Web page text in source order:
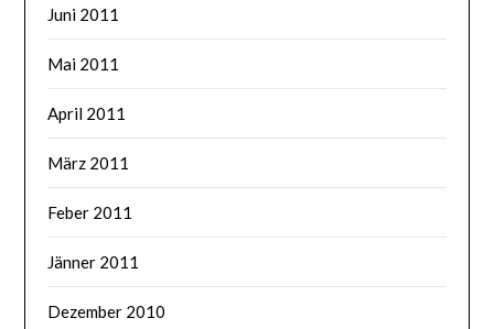
Juni 2011
Mai 2011
April 2011
März 2011
Feber 2011
Jänner 2011
Dezember 2010